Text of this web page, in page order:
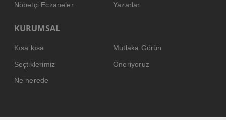
Nöbetçi Eczaneler
Yazarlar
KURUMSAL
Kısa kısa
Mutlaka Görün
Seçtiklerimiz
Öneriyoruz
Ne nerede